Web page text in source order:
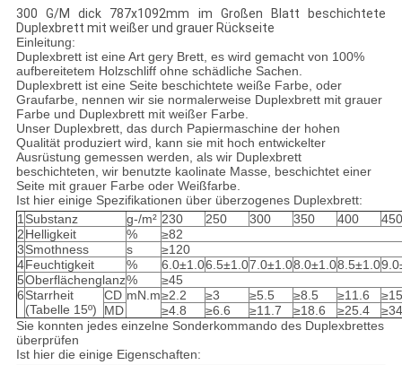
300 G/M dick 787x1092mm im Großen Blatt beschichtete
Duplexbrett mit weißer und grauer Rückseite
Einleitung:
Duplexbrett ist eine Art gery Brett, es wird gemacht von 100%
aufbereitetem Holzschliff ohne schädliche Sachen.
Duplexbrett ist eine Seite beschichtete weiße Farbe, oder
Graufarbe, nennen wir sie normalerweise Duplexbrett mit grauer
Farbe und Duplexbrett mit weißer Farbe.
Unser Duplexbrett, das durch Papiermaschine der hohen
Qualität produziert wird, kann sie mit hoch entwickelter
Ausrüstung gemessen werden, als wir Duplexbrett
beschichteten, wir benutzte kaolinate Masse, beschichtet einer
Seite mit grauer Farbe oder Weißfarbe.
Ist hier einige Spezifikationen über überzogenes Duplexbrett:
1Substanz g-/m² 230 250 300 350 400
450
2Helligkeit %
≥82
3Smothness s
≥120
4Feuchtigkeit % 6.0±1.06.5±1.07.0±1.08.0±1.08.5±1.0
5Oberflächenglanz%
≥45
6Starrheit
(Tabelle 15º)
CD mN.m≥2.2 ≥3 ≥5.5 ≥8.5 ≥11.6
MD
≥4.8 ≥6.6 ≥11.7 ≥18.6 ≥25.4
Sie konnten jedes einzelne Sonderkommando des Duplexbrettes
überprüfen
Ist hier die einige Eigenschaften: